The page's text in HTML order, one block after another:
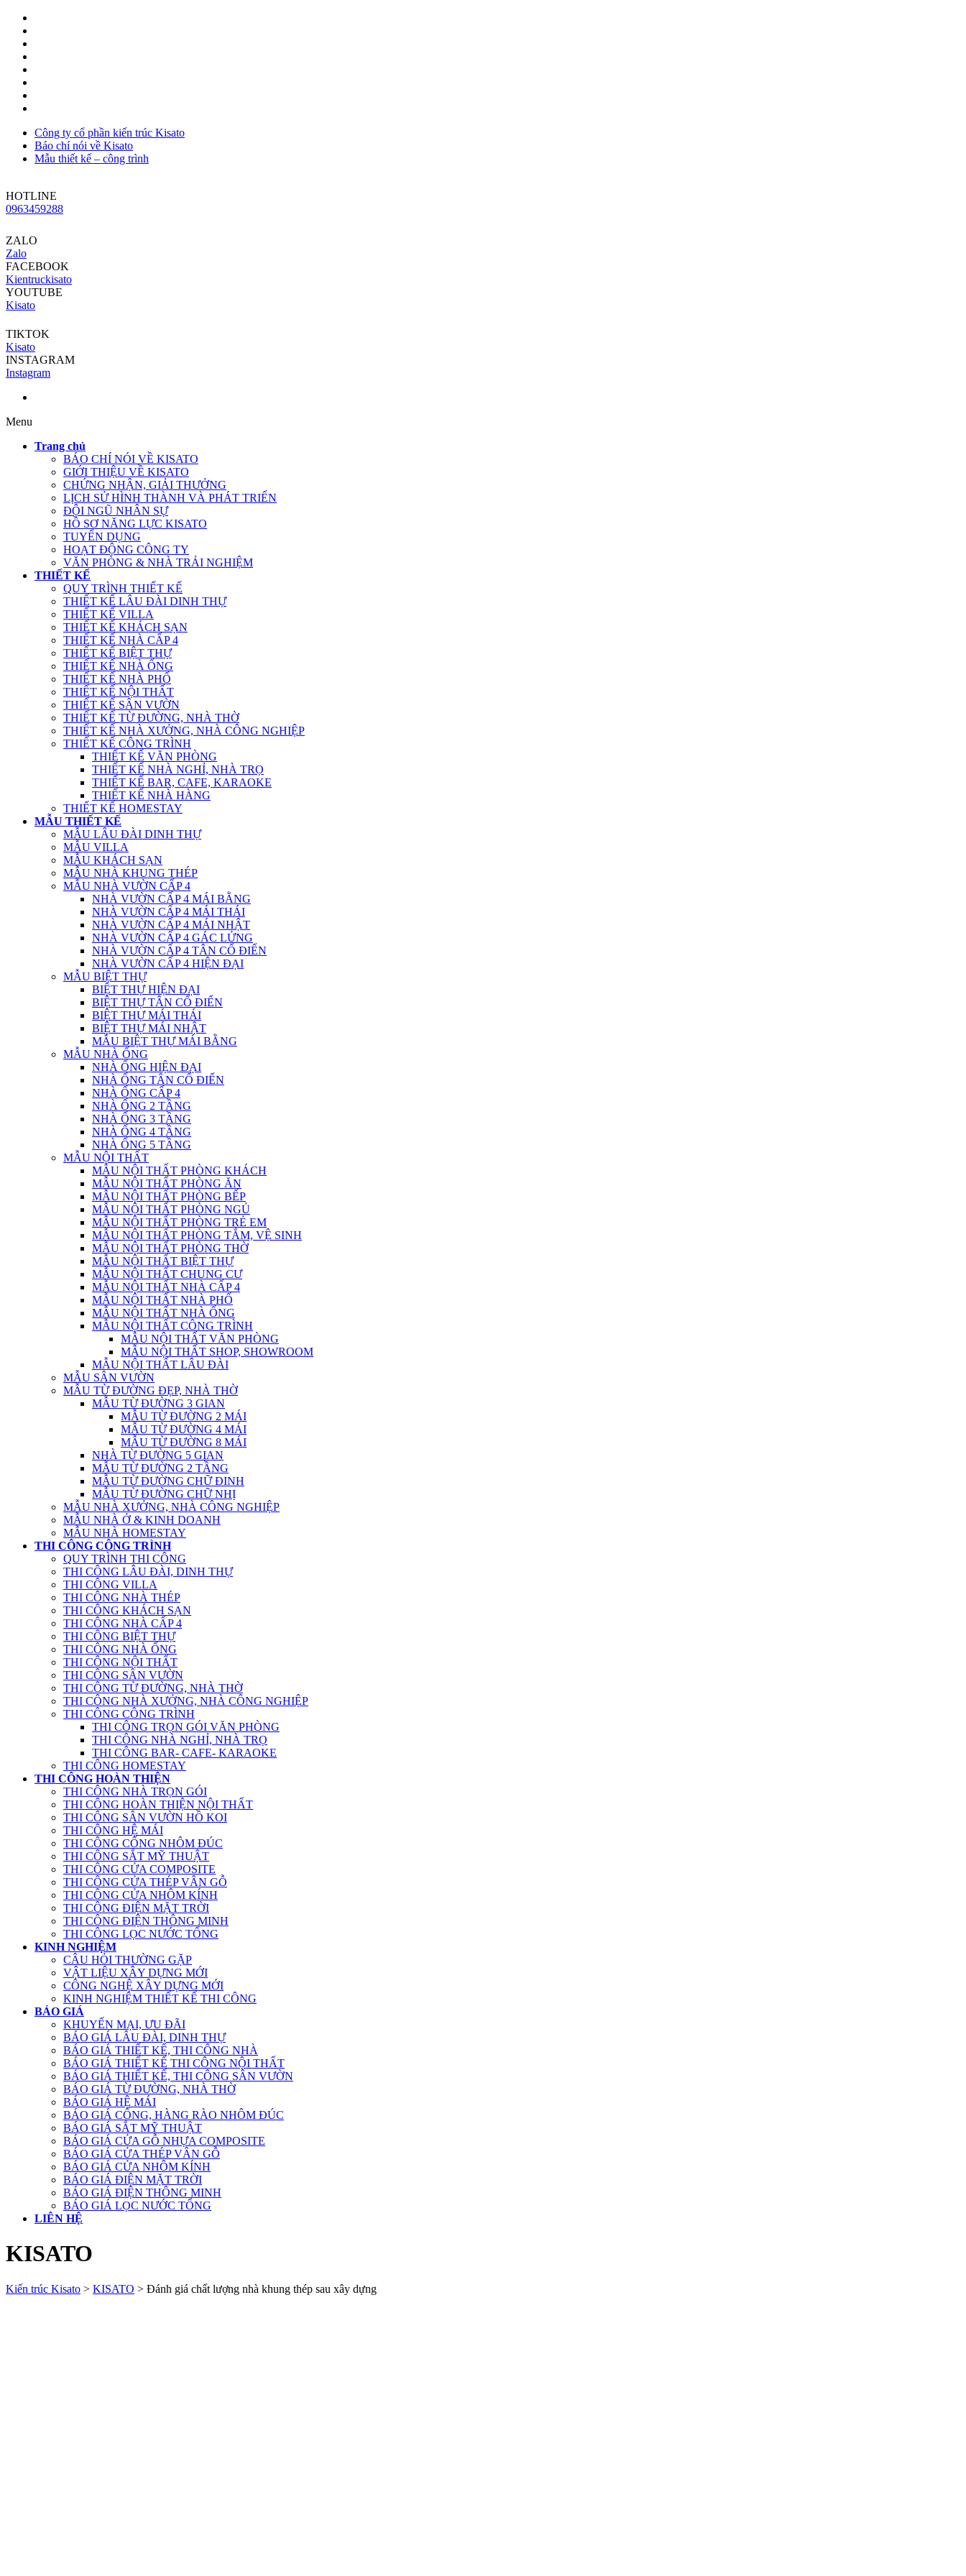
Công ty cổ phần kiến trúc Kisato
Báo chí nói về Kisato
Mẫu thiết kế – công trình
HOTLINE
0963459288
ZALO
Zalo
FACEBOOK
Kientruckisato
YOUTUBE
Kisato
TIKTOK
Kisato
INSTAGRAM
Instagram
Menu
Trang chủ
BÁO CHÍ NÓI VỀ KISATO
GIỚI THIỆU VỀ KISATO
CHỨNG NHẬN, GIẢI THƯỞNG
LỊCH SỬ HÌNH THÀNH VÀ PHÁT TRIỂN
ĐỘI NGŨ NHÂN SỰ
HỒ SƠ NĂNG LỰC KISATO
TUYỂN DỤNG
HOẠT ĐỘNG CÔNG TY
VĂN PHÒNG & NHÀ TRẢI NGHIỆM
THIẾT KẾ
QUY TRÌNH THIẾT KẾ
THIẾT KẾ LÂU ĐÀI DINH THỰ
THIẾT KẾ VILLA
THIẾT KẾ KHÁCH SẠN
THIẾT KẾ NHÀ CẤP 4
THIẾT KẾ BIỆT THỰ
THIẾT KẾ NHÀ ỐNG
THIẾT KẾ NHÀ PHỐ
THIẾT KẾ NỘI THẤT
THIẾT KẾ SÂN VƯỜN
THIẾT KẾ TỪ ĐƯỜNG, NHÀ THỜ
THIẾT KẾ NHÀ XƯỞNG, NHÀ CÔNG NGHIỆP
THIẾT KẾ CÔNG TRÌNH
THIẾT KẾ VĂN PHÒNG
THIẾT KẾ NHÀ NGHỈ, NHÀ TRỌ
THIẾT KẾ BAR, CAFE, KARAOKE
THIẾT KẾ NHÀ HÀNG
THIẾT KẾ HOMESTAY
MẪU THIẾT KẾ
MẪU LÂU ĐÀI DINH THỰ
MẪU VILLA
MẪU KHÁCH SẠN
MẪU NHÀ KHUNG THÉP
MẪU NHÀ VƯỜN CẤP 4
NHÀ VƯỜN CẤP 4 MÁI BẰNG
NHÀ VƯỜN CẤP 4 MÁI THÁI
NHÀ VƯỜN CẤP 4 MÁI NHẬT
NHÀ VƯỜN CẤP 4 GÁC LỬNG
NHÀ VƯỜN CẤP 4 TÂN CỔ ĐIỂN
NHÀ VƯỜN CẤP 4 HIỆN ĐẠI
MẪU BIỆT THỰ
BIỆT THỰ HIỆN ĐẠI
BIỆT THỰ TÂN CỔ ĐIỂN
BIỆT THỰ MÁI THÁI
BIỆT THỰ MÁI NHẬT
MẪU BIỆT THỰ MÁI BẰNG
MẪU NHÀ ỐNG
NHÀ ỐNG HIỆN ĐẠI
NHÀ ỐNG TÂN CỔ ĐIỂN
NHÀ ỐNG CẤP 4
NHÀ ỐNG 2 TẦNG
NHÀ ỐNG 3 TẦNG
NHÀ ỐNG 4 TẦNG
NHÀ ỐNG 5 TẦNG
MẪU NỘI THẤT
MẪU NỘI THẤT PHÒNG KHÁCH
MẪU NỘI THẤT PHÒNG ĂN
MẪU NỘI THẤT PHÒNG BẾP
MẪU NỘI THẤT PHÒNG NGỦ
MẪU NỘI THẤT PHÒNG TRẺ EM
MẪU NỘI THẤT PHÒNG TẮM, VỆ SINH
MẪU NỘI THẤT PHÒNG THỜ
MẪU NỘI THẤT BIỆT THỰ
MẪU NỘI THẤT CHUNG CƯ
MẪU NỘI THẤT NHÀ CẤP 4
MẪU NỘI THẤT NHÀ PHỐ
MẪU NỘI THẤT NHÀ ỐNG
MẪU NỘI THẤT CÔNG TRÌNH
MẪU NỘI THẤT VĂN PHÒNG
MẪU NỘI THẤT SHOP, SHOWROOM
MẪU NỘI THẤT LÂU ĐÀI
MẪU SÂN VƯỜN
MẪU TỪ ĐƯỜNG ĐẸP, NHÀ THỜ
MẪU TỪ ĐƯỜNG 3 GIAN
MẪU TỪ ĐƯỜNG 2 MÁI
MẪU TỪ ĐƯỜNG 4 MÁI
MẪU TỪ ĐƯỜNG 8 MÁI
NHÀ TỪ ĐƯỜNG 5 GIAN
MẪU TỪ ĐƯỜNG 2 TẦNG
MẪU TỪ ĐƯỜNG CHỮ ĐINH
MẪU TỪ ĐƯỜNG CHỮ NHỊ
MẪU NHÀ XƯỞNG, NHÀ CÔNG NGHIỆP
MẪU NHÀ Ở & KINH DOANH
MẪU NHÀ HOMESTAY
THI CÔNG CÔNG TRÌNH
QUY TRÌNH THI CÔNG
THI CÔNG LÂU ĐÀI, DINH THỰ
THI CÔNG VILLA
THI CÔNG NHÀ THÉP
THI CÔNG KHÁCH SẠN
THI CÔNG NHÀ CẤP 4
THI CÔNG BIỆT THỰ
THI CÔNG NHÀ ỐNG
THI CÔNG NỘI THẤT
THI CÔNG SÂN VƯỜN
THI CÔNG TỪ ĐƯỜNG, NHÀ THỜ
THI CÔNG NHÀ XƯỞNG, NHÀ CÔNG NGHIỆP
THI CÔNG CÔNG TRÌNH
THI CÔNG TRỌN GÓI VĂN PHÒNG
THI CÔNG NHÀ NGHỈ, NHÀ TRỌ
THI CÔNG BAR- CAFE- KARAOKE
THI CÔNG HOMESTAY
THI CÔNG HOÀN THIỆN
THI CÔNG NHÀ TRỌN GÓI
THI CÔNG HOÀN THIỆN NỘI THẤT
THI CÔNG SÂN VƯỜN HỒ KOI
THI CÔNG HỆ MÁI
THI CÔNG CỔNG NHÔM ĐÚC
THI CÔNG SẮT MỸ THUẬT
THI CÔNG CỬA COMPOSITE
THI CÔNG CỬA THÉP VÂN GỖ
THI CÔNG CỬA NHÔM KÍNH
THI CÔNG ĐIỆN MẶT TRỜI
THI CÔNG ĐIỆN THÔNG MINH
THI CÔNG LỌC NƯỚC TỔNG
KINH NGHIỆM
CÂU HỎI THƯỜNG GẶP
VẬT LIỆU XÂY DỰNG MỚI
CÔNG NGHỆ XÂY DỰNG MỚI
KINH NGHIỆM THIẾT KẾ THI CÔNG
BÁO GIÁ
KHUYẾN MẠI, ƯU ĐÃI
BÁO GIÁ LÂU ĐÀI, DINH THỰ
BÁO GIÁ THIẾT KẾ, THI CÔNG NHÀ
BÁO GIÁ THIẾT KẾ THI CÔNG NỘI THẤT
BÁO GIÁ THIẾT KẾ, THI CÔNG SÂN VƯỜN
BÁO GIÁ TỪ ĐƯỜNG, NHÀ THỜ
BÁO GIÁ HỆ MÁI
BÁO GIÁ CỔNG, HÀNG RÀO NHÔM ĐÚC
BÁO GIÁ SẮT MỸ THUẬT
BÁO GIÁ CỬA GỖ NHỰA COMPOSITE
BÁO GIÁ CỬA THÉP VÂN GỖ
BÁO GIÁ CỬA NHÔM KÍNH
BÁO GIÁ ĐIỆN MẶT TRỜI
BÁO GIÁ ĐIỆN THÔNG MINH
BÁO GIÁ LỌC NƯỚC TỔNG
LIÊN HỆ
KISATO
Kiến trúc Kisato > KISATO > Đánh giá chất lượng nhà khung thép sau xây dựng